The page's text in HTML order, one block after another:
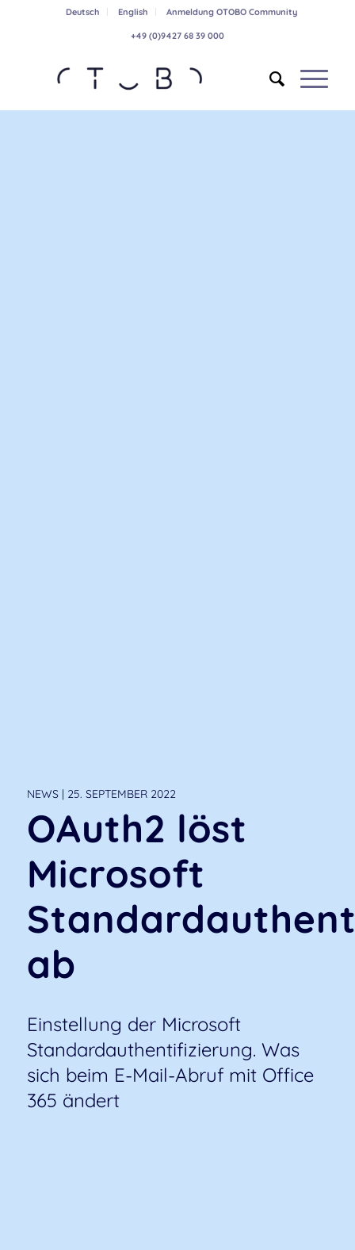
Deutsch English Anmeldung OTOBO Community
+49 (0)9427 68 39 000
NEWS | 25. SEPTEMBER 2022
OAuth2 löst
Microsoft
ab
Einstellung der Microsoft
Standardauthentifizierung. Was
sich beim E-Mail-Abruf mit Office
365 ändert